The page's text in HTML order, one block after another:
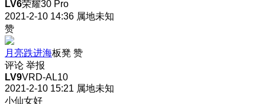
LV6荣耀30 Pro
2021-2-10 14:36 属地未知
赞
月亮跌进海板凳 赞
评论 举报
LV9VRD-AL10
2021-2-10 15:21 属地未知
小仙女好